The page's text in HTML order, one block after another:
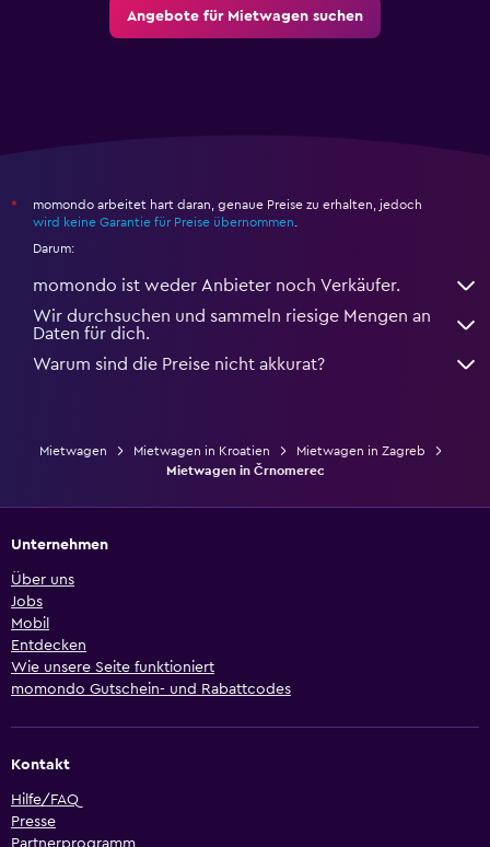
Angebote für Mietwagen suchen
*
momondo arbeitet hart daran, genaue Preise zu erhalten, jedoch
wird keine Garantie für Preise übernommen.
Darum:
momondo ist weder Anbieter noch Verkäufer.
Wir durchsuchen und sammeln riesige Mengen an
Daten für dich.
Warum sind die Preise nicht akkurat?
Mietwagen Mietwagen in Kroatien
Mietwagen in Zagreb
Mietwagen in Črnomerec
Unternehmen
Über uns
Jobs
Mobil
Entdecken
Wie unsere Seite funktioniert
momondo Gutschein- und Rabattcodes
Kontakt
Hilfe/FAQ
Presse